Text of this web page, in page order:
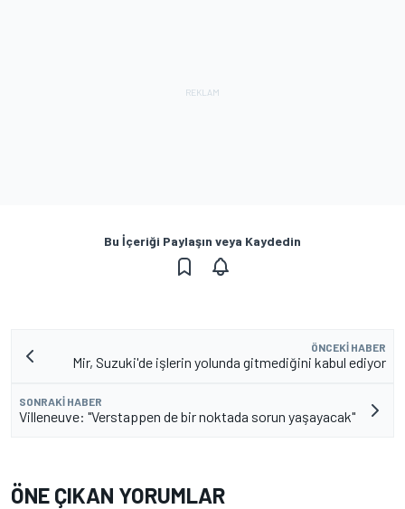
Bu İçeriği Paylaşın veya Kaydedin
ÖNCEKI HABER
Mir, Suzuki'de işlerin yolunda gitmediğini kabul ediyor
SONRAKI HABER
Villeneuve: "Verstappen de bir noktada sorun yaşayacak"
ÖNE ÇIKAN YORUMLAR